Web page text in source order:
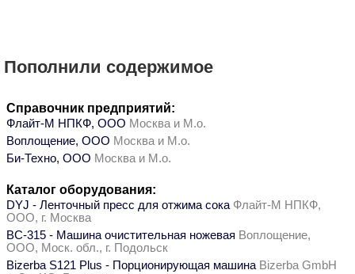
Пополнили содержимое
Справочник предприятий:
Флайт-М НПКФ, ООО Москва и М.о.
Воплощение, ООО Москва и М.о.
Би-Техно, ООО Москва и М.о.
Каталог оборудования:
DYJ - Ленточный пресс для отжима сока Флайт-М НПКФ,
ООО, г. Москва
ВС-315 - Машина очистительная ножевая Воплощение,
ООО, Моск. обл., г. Подольск
Bizerba S121 Plus - Порционирующая машина Bizerba GmbH